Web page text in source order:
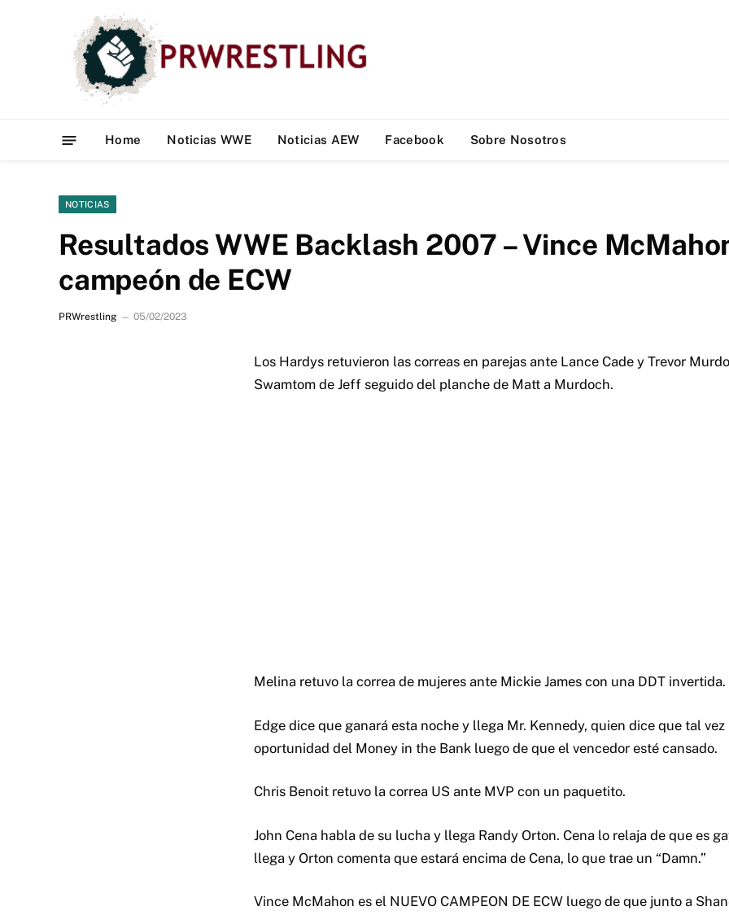
Home Noticias WWE Noticias AEW Facebook Sobre Nosotros
NOTICIAS
Resultados WWE Backlash 2007 – Vince
campeón de ECW
PRWrestling 05/02/2023
Los Hardys retuvieron las correas en parejas ante Lance Cade y Trevor
Swamtom de Jeff seguido del planche de Matt a Murdoch.
Melina retuvo la correa de mujeres ante Mickie James con una DDT invertida.
Edge dice que ganará esta noche y llega Mr. Kennedy, quien dice que tal vez
oportunidad del Money in the Bank luego de que el vencedor esté cansado.
Chris Benoit retuvo la correa US ante MVP con un paquetito.
John Cena habla de su lucha y llega Randy Orton. Cena lo relaja de que es
llega y Orton comenta que estará encima de Cena, lo que trae un “Damn.”
Vince McMahon es el NUEVO CAMPEON DE ECW luego de que junto a